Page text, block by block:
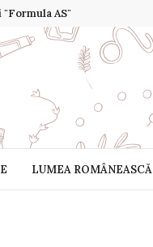
AS"
LUMEA ROMÂNEASCĂ